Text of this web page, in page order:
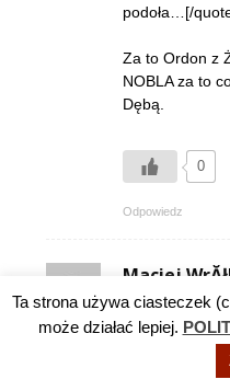
podoła…[/
Za to Ordon z
NOBLA za to
Dębą.
0
Odpowiedz
Maciej
11 listopada 2013
Nie wiem jak
Burmistrza bo
wam się
Ta strona używa ciasteczek
może działać lepiej.